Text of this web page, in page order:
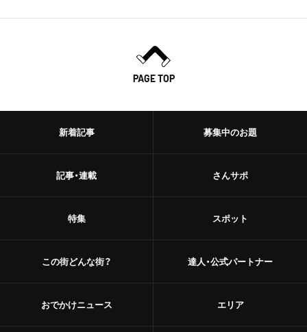
PAGE TOP
新着記事
記事・連載
特集
この街どんな街？
おでかけニュース
募集中のお題
さんサポ
スポット
達人・公式パートナー
エリア